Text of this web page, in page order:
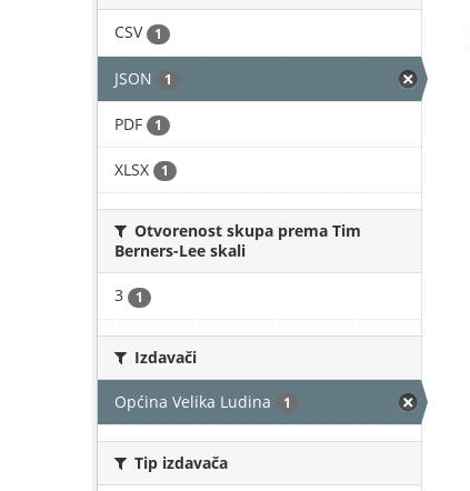
CSV 1
JSON 1
PDF 1
XLSX 1
Otvorenost skupa prema Tim
Berners-Lee skali
3 1
Izdavači
Općina Velika Ludina 1
Tip izdavača